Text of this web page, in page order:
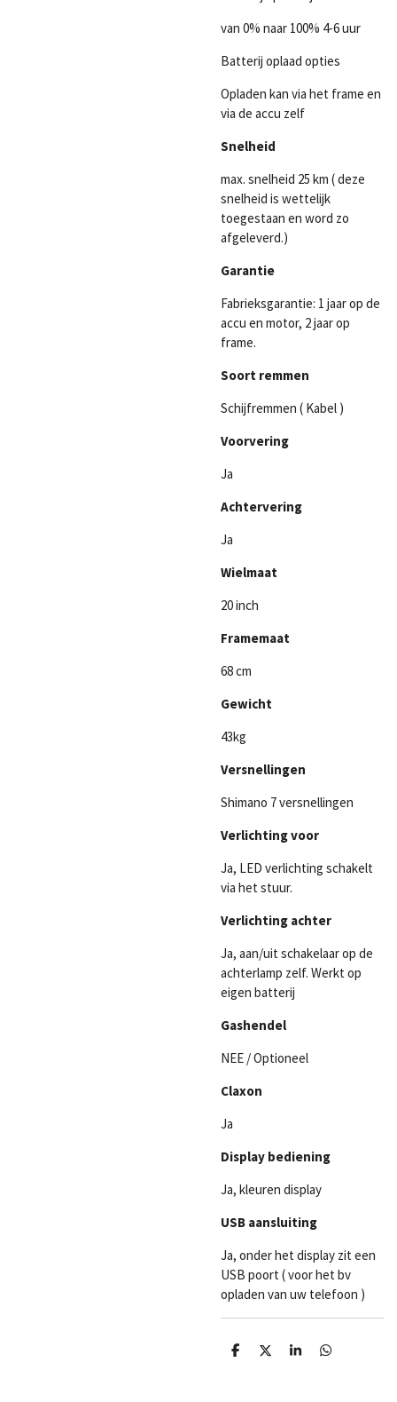
van 0% naar 100% 4-6 uur
Batterij oplaad opties
Opladen kan via het frame en
via de accu zelf
Snelheid
max. snelheid 25 km ( deze
snelheid is wettelijk
toegestaan en word zo
afgeleverd.)
Garantie
Fabrieksgarantie: 1 jaar op de
accu en motor, 2 jaar op
frame.
Soort remmen
Schijfremmen ( Kabel )
Voorvering
Ja
Achtervering
Ja
Wielmaat
20 inch
Framemaat
68 cm
Gewicht
43kg
Versnellingen
Shimano 7 versnellingen
Verlichting voor
Ja, LED verlichting schakelt
via het stuur.
Verlichting achter
Ja, aan/uit schakelaar op de
achterlamp zelf. Werkt op
eigen batterij
Gashendel
NEE / Optioneel
Claxon
Ja
Display bediening
Ja, kleuren display
USB aansluiting
Ja, onder het display zit een
USB poort ( voor het bv
opladen van uw telefoon )
D
D
S
D